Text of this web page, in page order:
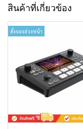
สินค้าที่เกี่ยวข้อง
สั่งจองล่วงหน้า